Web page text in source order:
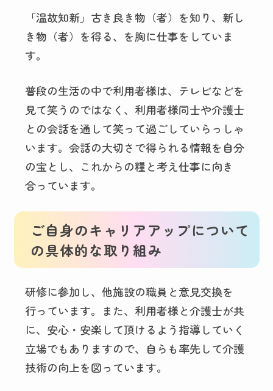
「温故知新」古き良き物（者）を知り、新し
き物（者）を得る、を胸に仕事をしていま
す。
普段の生活の中で利用者様は、テレビなどを
見て笑うのではなく、利用者様同士や介護士
との会話を通して笑って過ごしていらっしゃ
います。会話の大切さで得られる情報を自分
の宝とし、これからの糧と考え仕事に向き
合っています。
ご自身のキャリアアップについて
の具体的な取り組み
研修に参加し、他施設の職員と意見交換を
行っています。また、利用者様と介護士が共
に、安心・安楽して頂けるよう指導していく
立場でもありますので、自らも率先して介護
技術の向上を図っています。